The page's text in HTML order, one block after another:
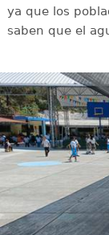
ya que los
saben que el